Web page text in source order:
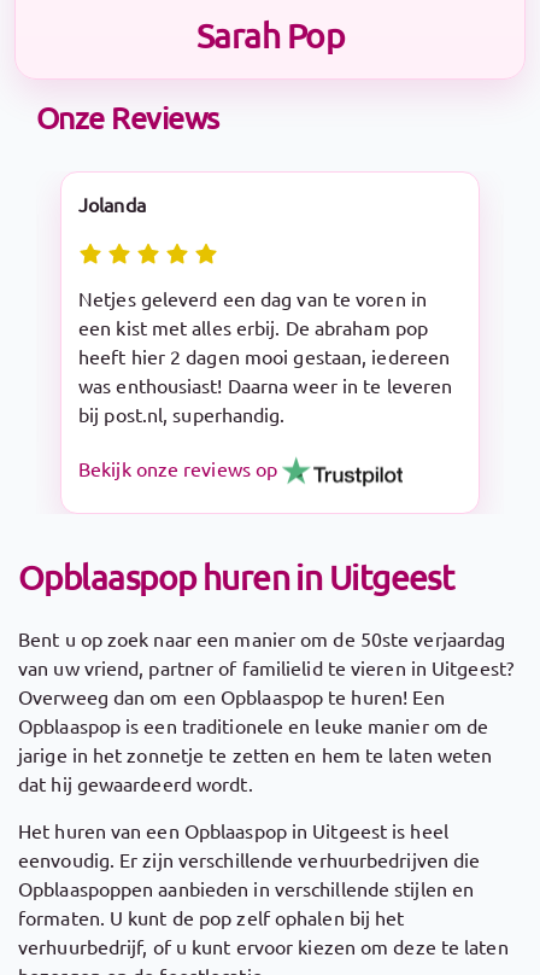
Sarah Pop
Onze Reviews
Nadine
Snelle levering en makkelijk op te zetten.
De Sarah pop is een aanrader!
Bekijk onze reviews op
Opblaaspop huren in Uitgeest
Bent u op zoek naar een manier om de 50ste verjaardag
van uw vriend, partner of familielid te vieren in Uitgeest?
Overweeg dan om een Opblaaspop te huren! Een
Opblaaspop is een traditionele en leuke manier om de
jarige in het zonnetje te zetten en hem te laten weten
dat hij gewaardeerd wordt.
Het huren van een Opblaaspop in Uitgeest is heel
eenvoudig. Er zijn verschillende verhuurbedrijven die
Opblaaspoppen aanbieden in verschillende stijlen en
formaten. U kunt de pop zelf ophalen bij het
verhuurbedrijf, of u kunt ervoor kiezen om deze te laten